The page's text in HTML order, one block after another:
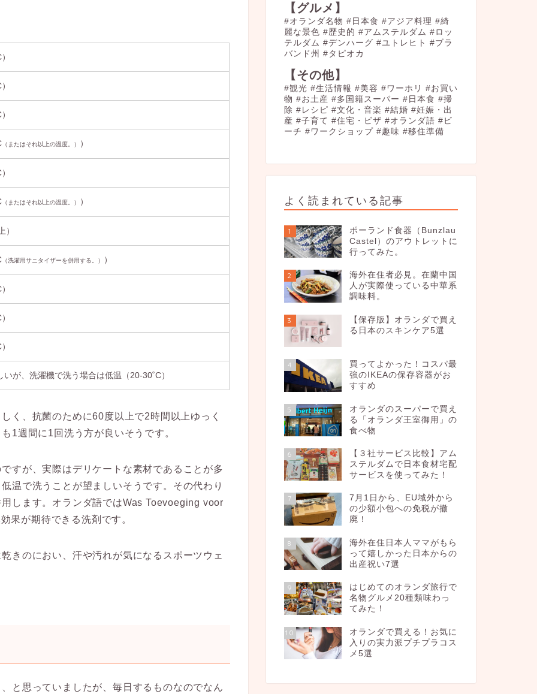
（またはそれ以上の温度。） ）
（またはそれ以上の温度。） ）
）
（洗濯用サニタイザーを併用する。） ）
が、洗濯機で洗う場合は低温（20-30˚C）
く、抗菌のために60度以上で2時間以上ゆっく
1週間に1回洗う方が良いそうです。
すが、実際はデリケートな素材であることが多
温で洗うことが望ましいそうです。その代わり
します。オランダ語ではWas Toevoeging voor
果が期待できる洗剤です。
きのにおい、汗や汚れが気になるスポーツウェ
と思っていましたが、毎日するものなのでなん
【グルメ】
#オランダ名物 #日本食 #アジア料理 #綺
麗な景色 #歴史的 #アムステルダム #ロッ
テルダム #デンハーグ #ユトレヒト #ブラ
バンド州 #タピオカ
【その他】
#観光 #生活情報 #美容 #ワーホリ #お買い
物 #お土産 #多国籍スーパー #日本食 #掃
除 #レシピ #文化・音楽 #結婚 #妊娠・出
産 #子育て #住宅・ビザ #オランダ語 #ビ
ーチ #ワークショップ #趣味 #移住準備
よく読まれている記事
1
ポーランド食器（Bunzlau
Castel）のアウトレットに
行ってみた。
2
海外在住者必見。在蘭中国
人が実際使っている中華系
調味料。
3
【保存版】オランダで買え
る日本のスキンケア5選
4
買ってよかった！コスパ最
強のIKEAの保存容器がお
すすめ
5
オランダのスーパーで買え
る「オランダ王室御用」の
食べ物
6
【３社サービス比較】アム
ステルダムで日本食材宅配
サービスを使ってみた！
7
7月1日から、EU域外から
の少額小包への免税が撤
廃！
8
海外在住日本人ママがもら
って嬉しかった日本からの
出産祝い7選
9
はじめてのオランダ旅行で
名物グルメ20種類味わっ
てみた！
10
オランダで買える！お気に
入りの実力派プチプラコス
メ5選